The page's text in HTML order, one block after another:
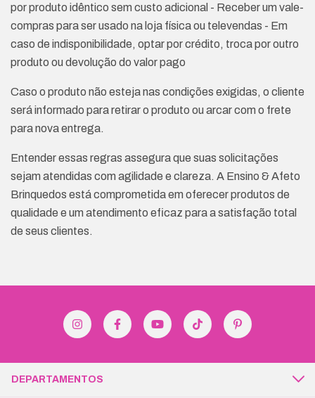
por produto idêntico sem custo adicional - Receber um vale-
compras para ser usado na loja física ou televendas - Em
caso de indisponibilidade, optar por crédito, troca por outro
produto ou devolução do valor pago
Caso o produto não esteja nas condições exigidas, o cliente
será informado para retirar o produto ou arcar com o frete
para nova entrega.
Entender essas regras assegura que suas solicitações
sejam atendidas com agilidade e clareza. A Ensino & Afeto
Brinquedos está comprometida em oferecer produtos de
qualidade e um atendimento eficaz para a satisfação total
de seus clientes.
DEPARTAMENTOS